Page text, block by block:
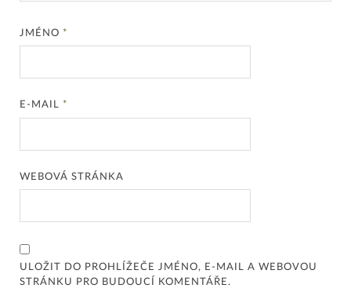
JMÉNO *
E-MAIL *
WEBOVÁ STRÁNKA
ULOŽIT DO PROHLÍŽEČE JMÉNO, E-MAIL A WEBOVOU
STRÁNKU PRO BUDOUCÍ KOMENTÁŘE.